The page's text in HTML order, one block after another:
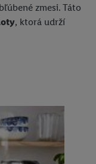
zmesi. Táto
, ktorá udrží